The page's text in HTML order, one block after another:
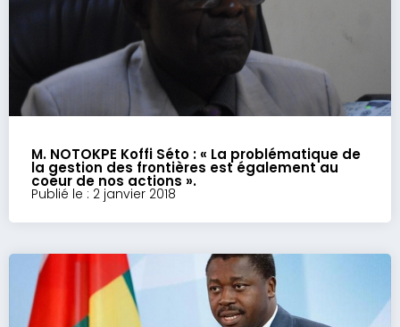
M. NOTOKPE Koffi Séto : « La problématique de
la gestion des frontières est également au
coeur de nos actions ».
Publié le : 2 janvier 2018